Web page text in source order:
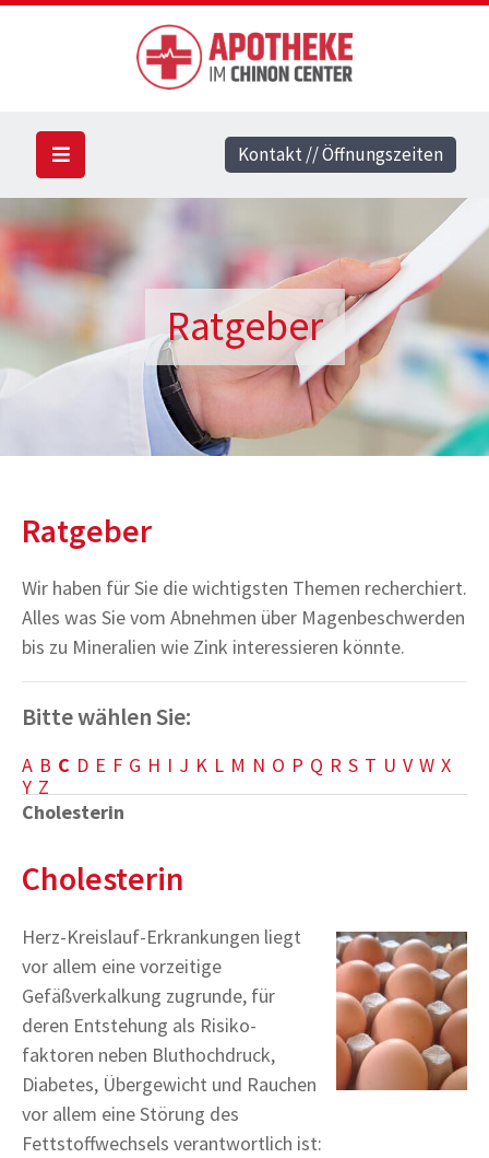
Ratgeber
Ratgeber
Wir haben für Sie die wichtigsten Themen recherchiert.
Alles was Sie vom Abnehmen über Magenbeschwerden
bis zu Mineralien wie Zink interessieren könnte.
Bitte wählen Sie:
A B C D E F G H I J K L M N O P Q R S T U V W X
Y Z
Cholesterin
Cholesterin
Herz-Kreislauf-Erkrankungen liegt
vor allem eine vorzeitige
Gefäßverkalkung zugrunde, für
deren Entstehung als Risiko-
faktoren neben Bluthochdruck,
Diabetes, Übergewicht und Rauchen
vor allem eine Störung des
Fettstoffwechsels verantwortlich ist:
Kontakt // Öffnungszeiten